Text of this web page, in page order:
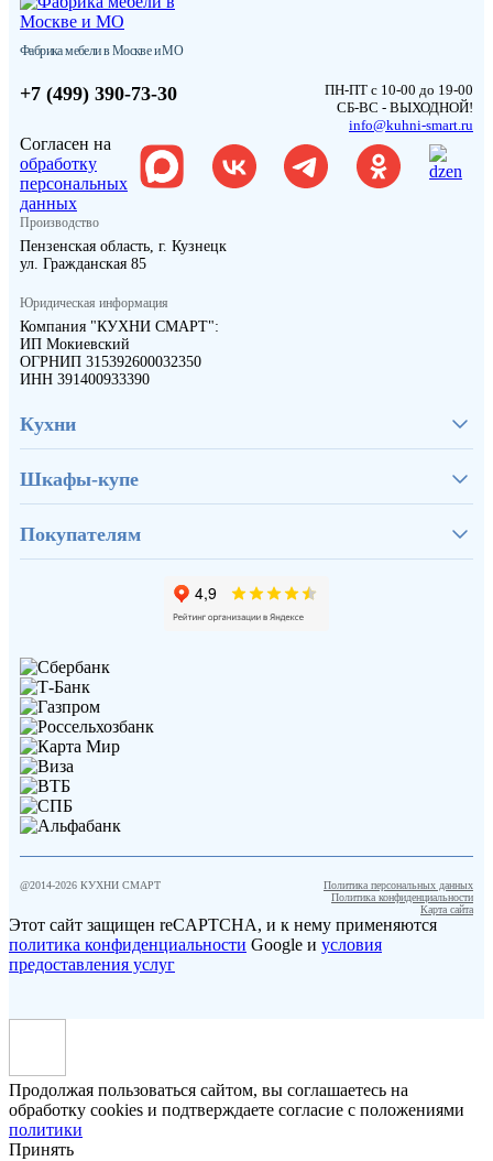
Фабрика мебели в Москве и МО
+7 (499) 390-73-30
ПН-ПТ с 10-00 до 19-00
СБ-ВС - ВЫХОДНОЙ!
info@kuhni-smart.ru
Согласен на
обработку
персональных
данных
Производство
Пензенская область, г. Кузнецк
ул. Гражданская 85
Юридическая информация
Компания "КУХНИ СМАРТ":
ИП Мокиевский
ОГРНИП 315392600032350
ИНН 391400933390
Кухни
Шкафы-купе
Покупателям
@2014-2026 КУХНИ СМАРТ
Политика персональных данных
Политика конфиденциальности
Карта сайта
Этот сайт защищен reCAPTCHA, и к нему применяются
политика конфиденциальности Google и условия
предоставления услуг
Продолжая пользоваться сайтом, вы соглашаетесь на
обработку cookies и подтверждаете согласие с положениями
политики
Принять